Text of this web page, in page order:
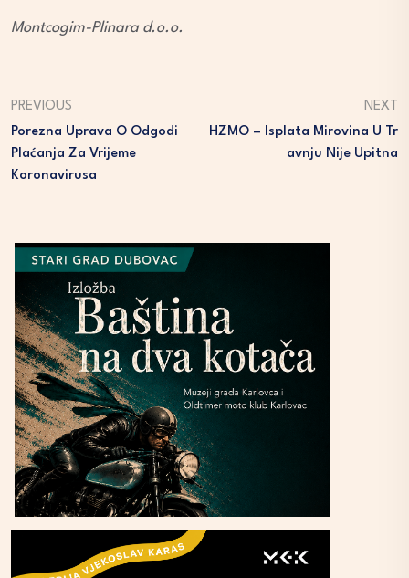
Montcogim-Plinara d.o.o.
PREVIOUS
Porezna Uprava O Odgodi
Plaćanja Za Vrijeme
Koronavirusa
NEXT
HZMO – Isplata Mirovina U Tr
Avnju Nije Upitna